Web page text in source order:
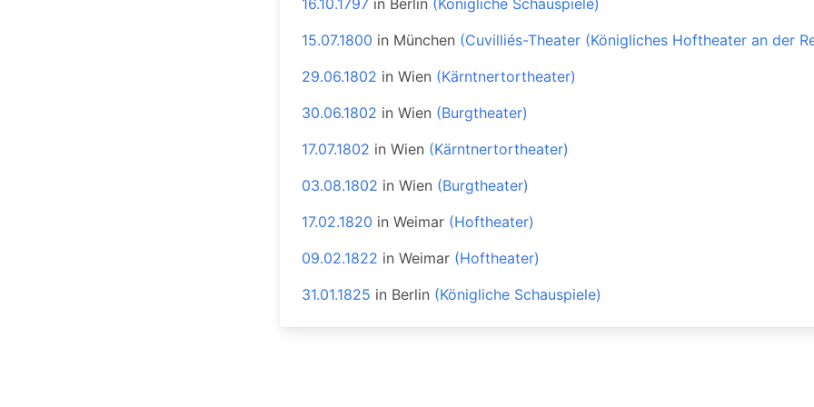
16.10.1797 in Berlin (Königliche Schauspiele)
15.07.1800 in München (Cuvilliés-Theater (Königliches Hoftheater an der
29.06.1802 in Wien (Kärntnertortheater)
30.06.1802 in Wien (Burgtheater)
17.07.1802 in Wien (Kärntnertortheater)
03.08.1802 in Wien (Burgtheater)
17.02.1820 in Weimar (Hoftheater)
09.02.1822 in Weimar (Hoftheater)
31.01.1825 in Berlin (Königliche Schauspiele)